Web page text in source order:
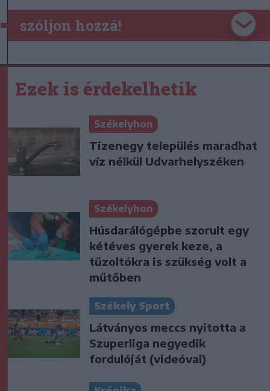
szóljon hozzá!
Ezek is érdekelhetik
Székelyhon
Tizenegy település maradhat
víz nélkül Udvarhelyszéken
Székelyhon
Húsdarálógépbe szorult egy
kétéves gyerek keze, a
tűzoltókra is szükség volt a
műtőben
Székely Sport
Látványos meccs nyitotta a
Szuperliga negyedik
fordulóját (videóval)